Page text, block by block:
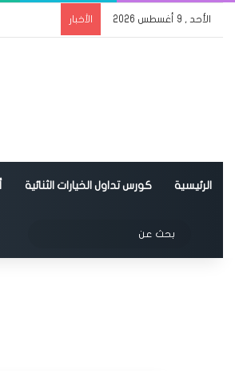
الأحد , 9 أغسطس 2026 الأخبار
الرئيسية كورس تداول الخيارات الثنائية
الوضع المظلم
عن